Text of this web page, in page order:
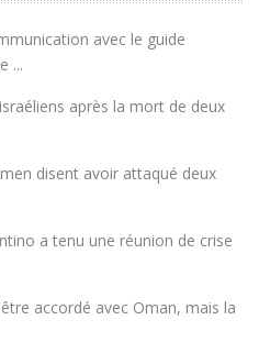
avec le guide
...
après la mort de deux
disent avoir attaqué deux
a tenu une réunion de crise
accordé avec Oman, mais la